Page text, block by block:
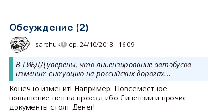
Обсуждение (2)
sarchuk ср, 24/10/2018 - 16:09
В ГИБДД уверены, что лицензирование автобусов
изменит ситуацию на российских дорогах...
Конечно изменит! Например: Повсеместное
повышение цен на проезд ибо Лицензии и прочие
документы стоят Денег!